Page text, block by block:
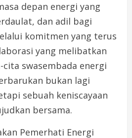
depan energi yang
dan adil bagi
komitmen yang terus
yang melibatkan
swasembada energi
bukan lagi
sebuah keniscayaan
bersama.
Pemerhati Energi